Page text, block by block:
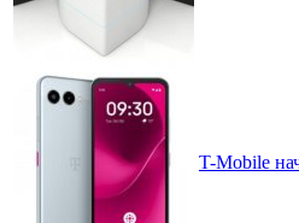
T-Mobile